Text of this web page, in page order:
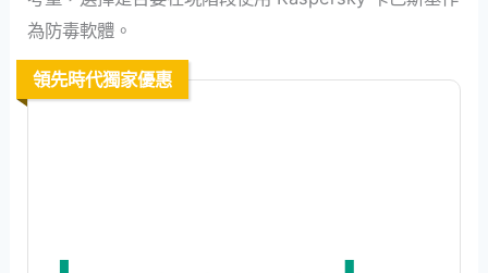
為防毒軟體。
領先時代獨家優惠